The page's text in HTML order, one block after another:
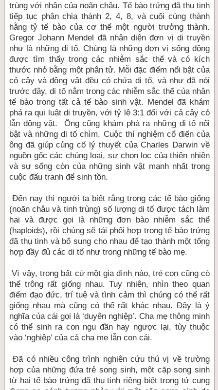
trùng với nhân của noãn châu. Tế bào trứng đã thụ tinh
tiếp tục phân chia thành 2, 4, 8, và cuối cùng thành
hằng tỷ tế bào của cơ thể một người trưởng thành.
Gregor Johann Mendel đã nhận diện đơn vị di truyền
như là những di tố. Chúng là những đơn vị sống động
được tìm thấy trong các nhiễm sắc thể và có kích
thước nhỏ bằng một phân tử. Mỗi đặc điểm nổi bật của
cỏ cây và động vật đều có chứa di tố, và như đã nói
trước đây, di tố nằm trong các nhiễm sắc thể của nhân
tế bào trong tất cả tế bào sinh vật. Mendel đã khám
phá ra qui luật di truyền, với tỷ lệ 3:1 đối với cả cây cỏ
lẫn động vật. Ông cũng khám phá ra những di tố nổi
bật và những di tố chìm. Cuộc thí nghiệm cổ điển của
ông đã giúp củng cố lý thuyết của Charles Darwin về
nguồn gốc các chủng loại, sự chọn lọc của thiên nhiên
và sự sống còn của những sinh vật mạnh nhất trong
cuộc đấu tranh để sinh tồn.
Ðến nay thì người ta biết rằng trong các tế bào giống
(noãn châu và tinh trùng) số lượng di tố được tách làm
hai và được gọi là những đơn bào nhiễm sắc thể
(haploids), rồi chúng sẽ tái phối hợp trong tế bào trứng
đã thụ tinh và bổ sung cho nhau để tạo thành một tổng
hợp đầy đủ các di tố như trong những tế bào mẹ.
Vì vậy, trong bất cứ một gia đình nào, trẻ con cũng có
thể trông rất giống nhau. Tuy nhiên, nhìn theo quan
điểm đạo đức, trí tuệ và tình cảm thì chúng có thể rất
giống nhau mà cũng có thể rất khác nhau. Ðây là ý
nghĩa của cái gọi là ‘duyên nghiệp’. Cha mẹ thông minh
có thể sinh ra con ngu đần hay ngược lại, tùy thuộc
vào ‘nghiệp’ của cả cha mẹ lẫn con cái.
Ðã có nhiều công trình nghiên cứu thú vị về trường
hợp của những đứa trẻ song sinh, một cặp song sinh
từ hai tế bào trứng đã thụ tinh riêng biệt trong tử cung